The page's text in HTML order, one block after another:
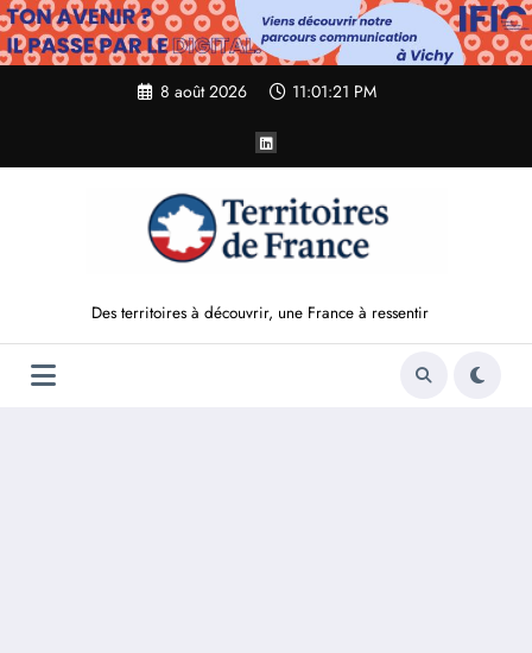
Aller
au
contenu
8 août 2026 11:01:23 PM
Des territoires à découvrir, une France à ressentir